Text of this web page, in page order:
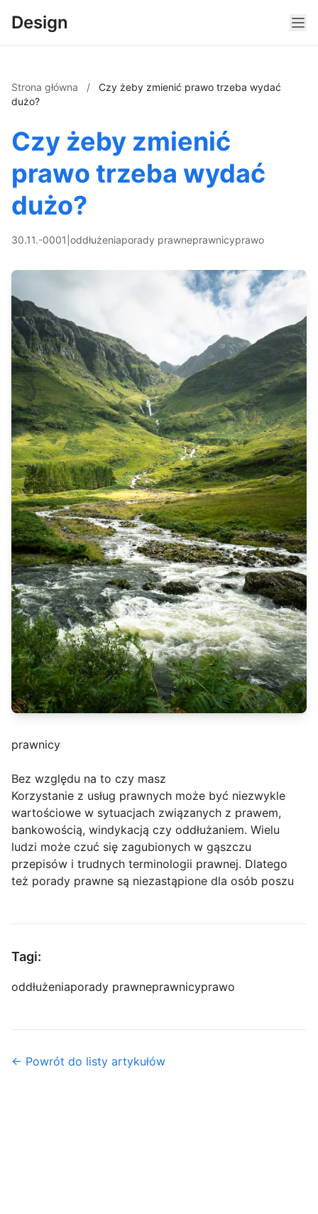
Design
Strona główna /
Czy żeby zmienić prawo trzeba wydać
dużo?
Czy żeby zmienić
prawo trzeba wydać
dużo?
30.11.-0001 oddłużeniaporady prawneprawnicyprawo
prawnicy
Bez względu na to czy masz
Korzystanie z usług prawnych może być niezwykle
wartościowe w sytuacjach związanych z prawem,
bankowością, windykacją czy oddłużaniem. Wielu
ludzi może czuć się zagubionych w gąszczu
przepisów i trudnych terminologii prawnej. Dlatego
też porady prawne są niezastąpione dla osób poszu
Tagi:
oddłużeniaporady prawneprawnicyprawo
← Powrót do listy artykułów